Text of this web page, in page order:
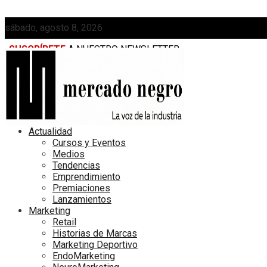
sábado, agosto 8, 2026
SUSCRÍBETE A NUESTRO NEWSLETTER
MEDIAKIT
Actualidad
Cursos y Eventos
Medios
Tendencias
Emprendimiento
Premiaciones
Lanzamientos
Marketing
Retail
Historias de Marcas
Marketing Deportivo
EndoMarketing